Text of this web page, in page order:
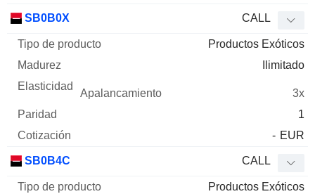
SB0B0X CALL
Productos Exóticos
Ilimitado
3x
1
- EUR
SB0B4C CALL
Productos Exóticos